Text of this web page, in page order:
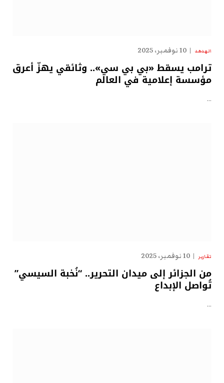
الهدهد 10 نوفمبر، 2025
ترامب يسقط «بي بي سي».. وثائقي يهزّ أعرق
مؤسسة إعلامية في العالم
…
تقارير 10 نوفمبر، 2025
من الجزائر إلى ميدان التحرير.. “نُخبة السيسي”
تُواصل الإبداع
…